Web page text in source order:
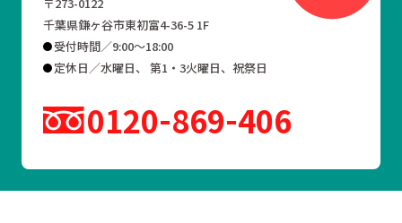
千葉県鎌ヶ谷市東初富4-36-5 1F
受付時間／9:00～18:00
定休日／水曜日、 第1・3火曜日、祝祭日
0120 869 406